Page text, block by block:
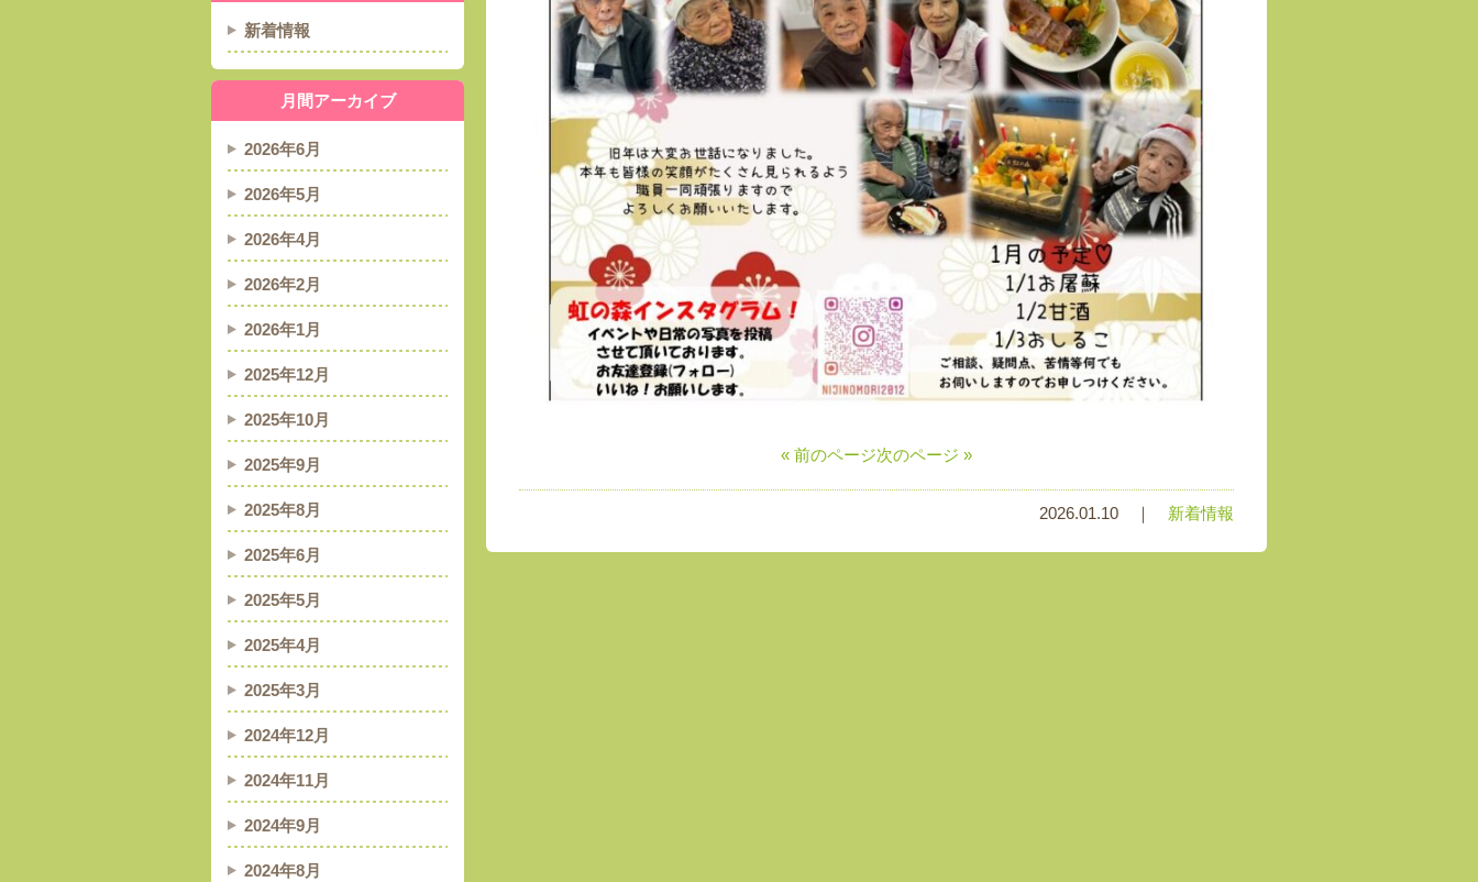
« 前のページ次のページ »
2026.01.10 ｜ 新着情報
新着情報
月間アーカイブ
2026年6月
2026年5月
2026年4月
2026年2月
2026年1月
2025年12月
2025年10月
2025年9月
2025年8月
2025年6月
2025年5月
2025年4月
2025年3月
2024年12月
2024年11月
2024年9月
2024年8月